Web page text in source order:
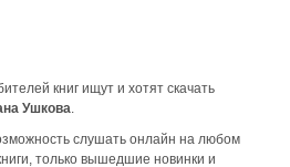
книг ищут и хотят скачать
Ушкова.
слушать онлайн на любом
только вышедшие новинки и